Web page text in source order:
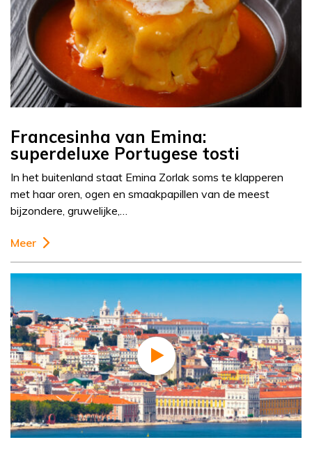
Francesinha van Emina:
superdeluxe Portugese tosti
In het buitenland staat Emina Zorlak soms te klapperen
met haar oren, ogen en smaakpapillen van de meest
bijzondere, gruwelijke,…
Meer